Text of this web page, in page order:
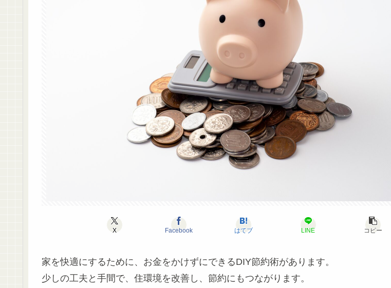
X Facebook はてブ LINE コピー
家を快適にするために、お金をかけずにできるDIY節約術があります。
少しの工夫と手間で、住環境を改善し、節約にもつながります。